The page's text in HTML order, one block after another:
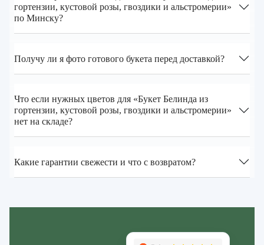
гортензии, кустовой розы, гвоздики и альстромерии»
по Минску?
Получу ли я фото готового букета перед доставкой?
Что если нужных цветов для «Букет Белинда из
гортензии, кустовой розы, гвоздики и альстромерии»
нет на складе?
Какие гарантии свежести и что с возвратом?